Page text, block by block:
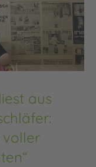
aus
voller